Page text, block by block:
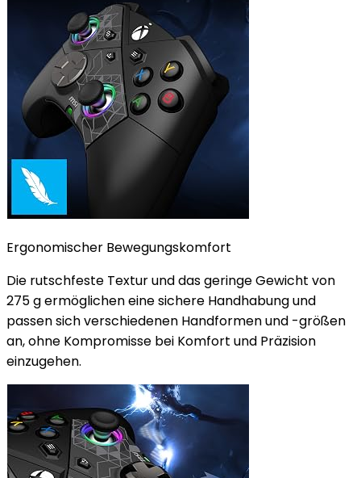
Ergonomischer Bewegungskomfort
Die rutschfeste Textur und das geringe Gewicht von
275 g ermöglichen eine sichere Handhabung und
passen sich verschiedenen Handformen und -größen
an, ohne Kompromisse bei Komfort und Präzision
einzugehen.